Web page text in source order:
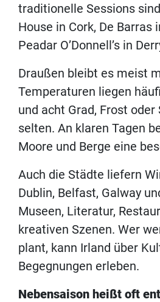
traditionelle Sessions
House in Cork, De Barras
Peadar O’Donnell’s in
Draußen bleibt es meist
Temperaturen liegen
und acht Grad, Frost oder
selten. An klaren Tagen
Moore und Berge eine
Auch die Städte liefern
Dublin, Belfast, Galway
Museen, Literatur,
kreativen Szenen. Wer
plant, kann Irland über
Begegnungen erleben.
Nebensaison heißt oft